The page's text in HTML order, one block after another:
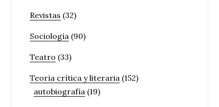
Revistas (32)
Sociología (90)
Teatro (33)
Teoría crítica y literaria (152)
autobiografía (19)